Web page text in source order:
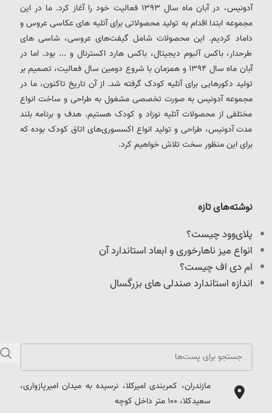
مازندران، کمربندی امیرکلا، نرسیده به میدان امیرپازواری،
سعیدکلا، 100 متر داخل کوچه
نوشته‌های تازه
پلای‌وود چیست؟
انواع میز ناهارخوری و ابعاد استاندارد آن
ام دی اف چیست؟
اندازه استاندارد صندلی های بزرگسال
آدونیس، در آبان ماه سال 1393 فعالیت خود را آغاز کرد. ما در این
مجموعه ابتدا اقدام به تولید محصولاتی برای آتلیه های عکاسی عروس و
داماد کردیم. این محصولات شامل گیفت‌های عروسی، شاسی های
طرحدار، باکس آلبوم دیجیتال، باکس هارد اکسترنال و ... بود. اما در
آبان ماه سال 1394 و همزمان با شروع دومین سال فعالیت، تصمیم بر
تولید دکورهایی برای آتلیه کودک گرفته شد. از آن تاریخ تاکنون، ما در
مجموعه آدونیس به صورت تخصصی مشغول به طراحی و ساخت انواع
مختلفی از محصولات آتلیه نوزاد و کودک هستیم. هدف و برنامه بلند
مدت آدونیس، طراحی و تولید انواع اکسسوری‌های اتاق کودک بوده که
برای این منظور سخت تلاش خواهیم کرد.